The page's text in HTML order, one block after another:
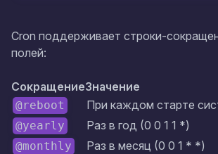
Cron поддерживает строки-
полей:
СокращениеЗначение
@reboot При каждом старте
@yearly Раз в год (0 0 1 1 *)
@monthly Раз в месяц (0 0 1 * *)